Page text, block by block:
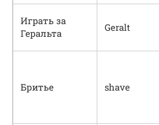
Играть за
Геральта
Geralt
Бритье shave